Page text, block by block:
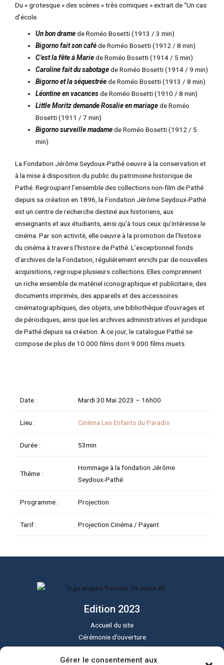
Gérer le consentement aux
Du « grotesque » des scènes « très comiques » extrait de “Un cas
d’école.
Un bon dramede Roméo Bosetti (1913 / 3 min)
Bigorno fait son caféde Roméo Bosetti (1912 / 8 min)
C’est la fête à Mariede Roméo Bosetti (1914 / 5 min)
Caroline fait du sabotagede Roméo Bosetti (1914 / 9 min)
Bigorno et la séquestréede Roméo Bosetti (1913 / 8 min)
Léontine en vacancesde Roméo Bosetti (1910 / 8 min)
Little Moritz demandeRosalie en mariagede Roméo
Bosetti (1911 / 7 min)
Bigorno surveille madamede Roméo Bosetti (1912 / 5
min)
La Fondation Jérôme Seydoux-Pathé oeuvre à la conservation et
à la mise à disposition du public du patrimoine historique de
Pathé. Regroupant l’ensemble des collections non-film de Pathé
depuis sa création en 1896, la Fondation Jérôme Seydoux-Pathé
est un centre de recherche destiné aux historiens, aux
enseignants et aux étudiants, ainsi qu’à tous ceux qu’intéresse le
cinéma. Par son activité, elle oeuvre à la promotion de l’histoire
du cinéma à travers l’histoire de Pathé. L’exceptionnel fonds
d’archives de la Fondation, régulièrement enrichi par de nouvelles
acquisitions, regroupe plusieurs collections. Elles comprennent
un riche ensemble de matériel iconographique et publicitaire, des
documents imprimés, des appareils et des accessoires
cinématographiques, des objets, une bibliothèque d’ouvrages et
de périodiques, ainsi que les archives administratives et juridique
de Pathé depuis sa création. À ce jour, le catalogue Pathé se
compose de plus de 10 000 films dont 9 000 films muets.
Date : Mardi 30 Mai 2023 – 16h00
Lieu : Cinéma Les Enfants du Paradis
Durée : 53min
Thème :
Hommage à la fondation Jérôme
Seydoux-Pathé
Programme : Projection
Tarif : Projection Cinéma / Payant
Edition 2023
Accueil du site
Cérémonie d’ouverture
Cérémonie de clôture
Programme du festival